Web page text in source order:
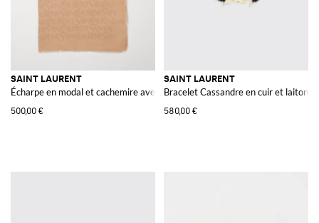
SAINT LAURENT
Écharpe en modal et cachemire avec logo jacquard
500,00 €
SAINT LAURENT
Bracelet Cassandre en cuir et laiton
580,00 €